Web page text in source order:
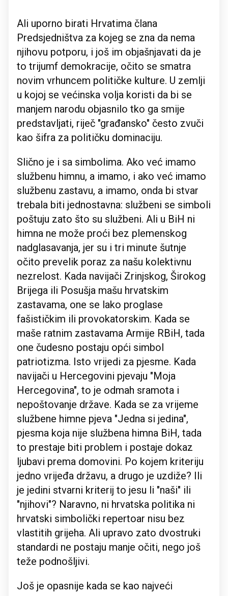
Ali uporno birati Hrvatima člana
Predsjedništva za kojeg se zna da nema
njihovu potporu, i još im objašnjavati da je
to trijumf demokracije, očito se smatra
novim vrhuncem političke kulture. U zemlji
u kojoj se većinska volja koristi da bi se
manjem narodu objasnilo tko ga smije
predstavljati, riječ "građansko" često zvuči
kao šifra za političku dominaciju.
Slično je i sa simbolima. Ako već imamo
službenu himnu, a imamo, i ako već imamo
službenu zastavu, a imamo, onda bi stvar
trebala biti jednostavna: službeni se simboli
poštuju zato što su službeni. Ali u BiH ni
himna ne može proći bez plemenskog
nadglasavanja, jer su i tri minute šutnje
očito prevelik poraz za našu kolektivnu
nezrelost. Kada navijači Zrinjskog, Širokog
Brijega ili Posušja mašu hrvatskim
zastavama, one se lako proglase
fašističkim ili provokatorskim. Kada se
maše ratnim zastavama Armije RBiH, tada
one čudesno postaju opći simbol
patriotizma. Isto vrijedi za pjesme. Kada
navijači u Hercegovini pjevaju "Moja
Hercegovina", to je odmah sramota i
nepoštovanje države. Kada se za vrijeme
službene himne pjeva "Jedna si jedina",
pjesma koja nije službena himna BiH, tada
to prestaje biti problem i postaje dokaz
ljubavi prema domovini. Po kojem kriteriju
jedno vrijeđa državu, a drugo je uzdiže? Ili
je jedini stvarni kriterij to jesu li "naši" ili
"njihovi"? Naravno, ni hrvatska politika ni
hrvatski simbolički repertoar nisu bez
vlastitih grijeha. Ali upravo zato dvostruki
standardi ne postaju manje očiti, nego još
teže podnošljivi.
Još je opasnije kada se kao najveći